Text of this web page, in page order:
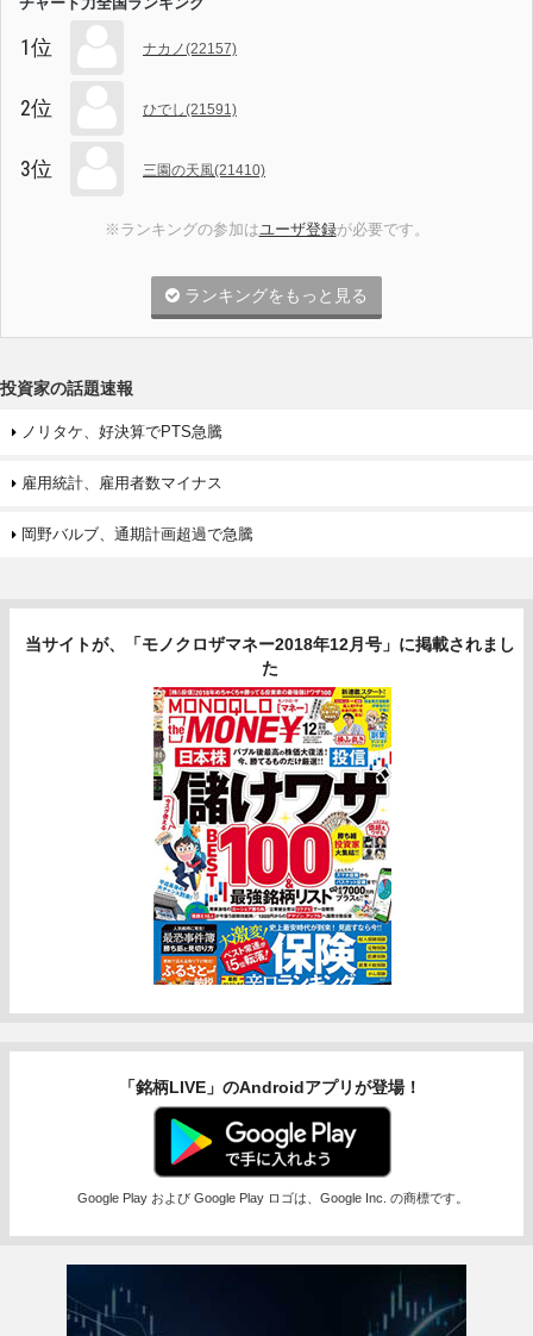
1位 ナカノ(22157)
2位 ひでし(21591)
3位 三園の天風(21410)
※ランキングの参加はユーザ登録が必要です。
ランキングをもっと見る
投資家の話題速報
ノリタケ、好決算でPTS急騰
雇用統計、雇用者数マイナス
岡野バルブ、通期計画超過で急騰
当サイトが、「モノクロザマネー2018年12月号」に掲載されまし
た
「銘柄LIVE」のAndroidアプリが登場！
Google Play および Google Play ロゴは、Google Inc. の商標です。